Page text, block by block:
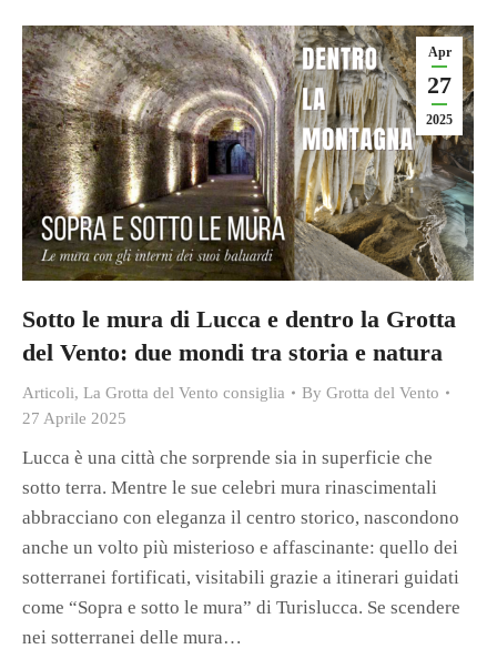
Apr
27
2025
Sotto le mura di Lucca e dentro la Grotta
del Vento: due mondi tra storia e natura
Articoli, La Grotta del Vento consiglia By Grotta del Vento
27 Aprile 2025
Lucca è una città che sorprende sia in superficie che
sotto terra. Mentre le sue celebri mura rinascimentali
abbracciano con eleganza il centro storico, nascondono
anche un volto più misterioso e affascinante: quello dei
sotterranei fortificati, visitabili grazie a itinerari guidati
come “Sopra e sotto le mura” di Turislucca. Se scendere
nei sotterranei delle mura…